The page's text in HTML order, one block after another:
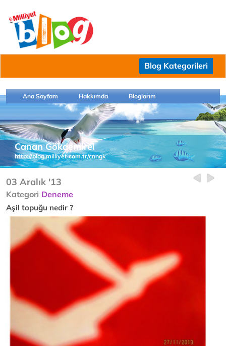
Blog Kategorileri
Ana Sayfam Hakkımda Bloglarım
Canan Gökdemirel
http://blog.milliyet.com.tr/cnngk
03 Aralık '13
Kategori Deneme
Aşil topuğu nedir ?